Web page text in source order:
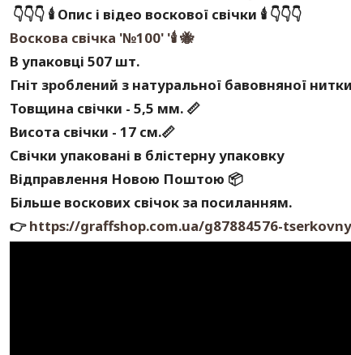
👇👇👇 🕯Опис і відео воскової свічки 🕯 👇👇👇
Воскова свічка '№100' '🕯🐝
В упаковці 507 шт.
Гніт зроблений з натуральної бавовняної
Товщина свічки - 5,5 мм. 📏
Висота свічки - 17 см.📏
Свічки упаковані в блістерну упаковку
Відправлення Новою Поштою 📦
Більше воскових свічок за посиланням.
👉https://graffshop.com.ua/g87884576-